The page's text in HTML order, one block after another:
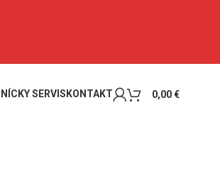
SERVIS KONTAKT 0,00€